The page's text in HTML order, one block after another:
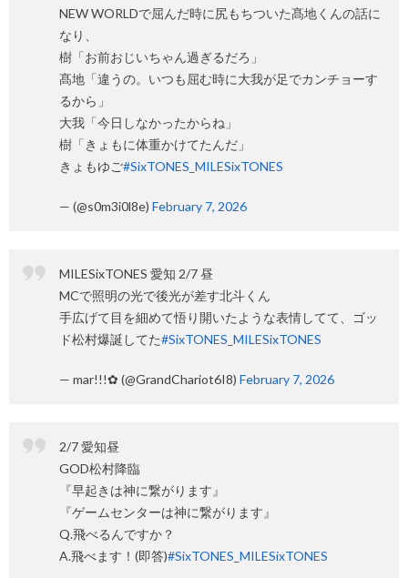
NEW WORLDで屈んだ時に尻もちついた髙地くんの話に
なり、
樹「お前おじいちゃん過ぎるだろ」
髙地「違うの。いつも屈む時に大我が足でカンチョーす
るから」
大我「今日しなかったからね」
樹「きょもに体重かけてたんだ」
きょもゆご#SixTONES_MILESixTONES
— (@s0m3i0l8e) February 7, 2026
MILESixTONES 愛知 2/7 昼
MCで照明の光で後光が差す北斗くん
手広げて目を細めて悟り開いたような表情してて、ゴッ
ド松村爆誕してた#SixTONES_MILESixTONES
— mar!!!✿ (@GrandChariot6I8) February 7, 2026
2/7 愛知昼
GOD松村降臨
『早起きは神に繋がります』
『ゲームセンターは神に繋がります』
Q.飛べるんですか？
A.飛べます！(即答)#SixTONES_MILESixTONES